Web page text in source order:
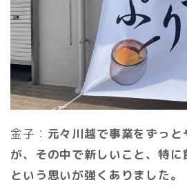
金子： 元々川越で事業をずっ
が、その中で新しいこと、特
という思いが強くありました。